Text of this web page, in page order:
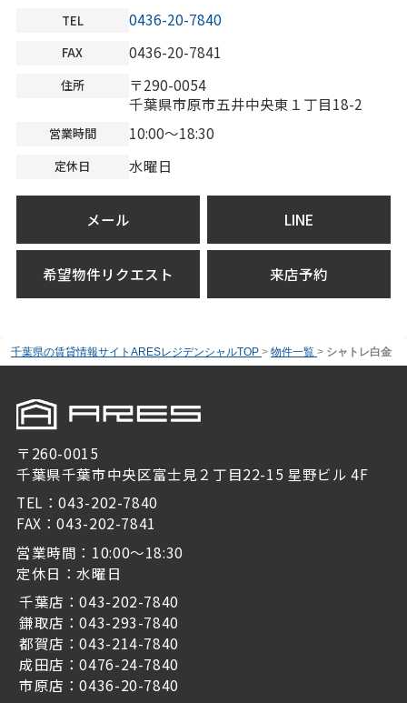
TEL 0436-20-7840
FAX 0436-20-7841
住所
〒290-0054
千葉県市原市五井中央東１丁目18-2
営業時間 10:00～18:30
定休日 水曜日
メール LINE
希望物件リクエスト 来店予約
千葉県の賃貸情報サイトARESレジデンシャルTOP > 物件一覧 > シャトレ白金
〒260-0015
千葉県千葉市中央区富士見２丁目22-15 星野ビル 4F
TEL：043-202-7840
FAX：043-202-7841
営業時間：10:00～18:30
定休日：水曜日
千葉店：043-202-7840
鎌取店：043-293-7840
都賀店：043-214-7840
成田店：0476-24-7840
市原店：0436-20-7840